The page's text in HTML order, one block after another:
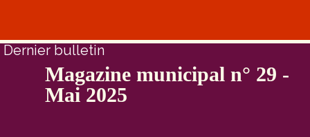
Dernier bulletin
Magazine municipal n° 29 -
Mai 2025